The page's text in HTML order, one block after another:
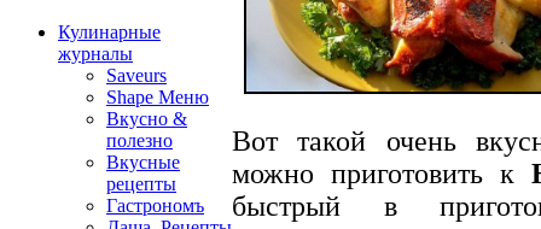
Кулинарные
журналы
Saveurs
Shape Меню
Вкусно &
полезно
Вкусные
рецепты
Гастрономъ
Вот такой очень
можно приготовить к
быстрый в